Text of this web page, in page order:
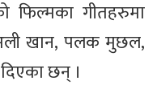
फिल्मका गीतहरुमा
खान, पलक मुछल,
छन् ।